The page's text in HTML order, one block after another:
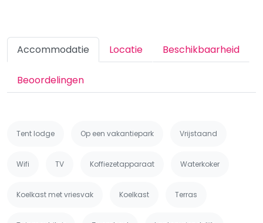
Accommodatie Locatie Beschikbaarheid
Beoordelingen
Tent lodge Op een vakantiepark Vrijstaand
Wifi TV Koffiezetapparaat Waterkoker
Koelkast met vriesvak Koelkast Terras